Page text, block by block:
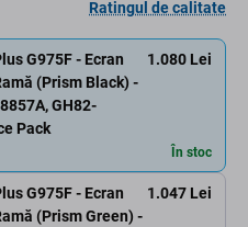
Ratingul de calitate
G975F - Ecran
(Prism Green) -
1.047 Lei
G975F - Ecran
(Prism Black) -
GH82-
Pack
1.080 Lei
În stoc